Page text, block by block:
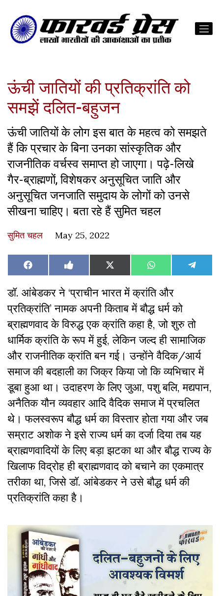
ऊंची जातियों की प्रतिक्रांति को
समझें दलित-बहुजन
ऊंची जातियों के लोग इस बात के महत्व को समझते
हैं कि प्रचार के बिना उनका सांस्कृतिक और
राजनीतिक वर्चस्व समाप्त हो जाएगा। पढ़े-लिखे
गैर-ब्राह्मणों, विशेषकर अनुसूचित जाति और
अनुसूचित जनजाति समुदाय के लोगों को उनसे
सीखना चाहिए। बता रहे हैं सुमित चहल
सुमित चहल May 25, 2022
Share
on
Facebook Share
on
Like
on
Share
on
X
(Twitter)
Share
on
WhatsAppShare
on
डॉ. आंबेडकर ने ‘प्राचीन भारत में क्रांति और
प्रतिक्रांति’ नामक अपनी किताब में बौद्ध धर्म को
ब्राह्मणवाद के विरुद्ध एक क्रांति कहा है,जो शुरु तो
धार्मिक क्रांति के रूप में हुई, लेकिन जल्द ही सामाजिक
और राजनीतिक क्रांति बन गई। उन्होंने वैदिक/आर्य
समाज की बदहाली का जिक्र किया जो कि व्यभिचार में
डूबा हुआ था। उदाहरण के लिए जुआ,पशु बलि,मद्यपान,
अनैतिक यौन व्यवहार आदि वैदिक समाज में प्रचलित
थे। फलस्वरूप बौद्ध धर्म का विस्तार होता गया और जब
सम्राट अशोक ने इसे राज्य धर्म का दर्जा दिया तब यह
ब्राह्मणवादियों के लिए बड़ा झटका था और बौद्ध राज्य के
खिलाफ विद्रोह ही ब्राह्मणवाद को बचाने का एकमात्र
तरीका था,जिसे डॉ. आंबेडकर ने उसे बौद्ध धर्म की
प्रतिक्रांति कहा है।